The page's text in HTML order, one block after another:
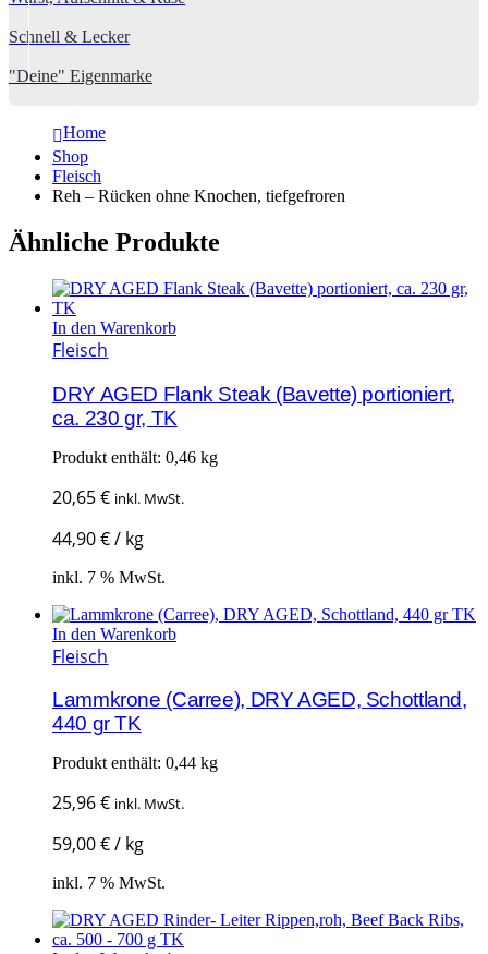
Schnell & Lecker
"Deine" Eigenmarke
Home
Shop
Fleisch
Reh – Rücken ohne Knochen, tiefgefroren
Ähnliche Produkte
In den Warenkorb
Fleisch
DRY AGED Flank Steak (Bavette) portioniert,
ca. 230 gr, TK
Produkt enthält: 0,46 kg
20,65€ inkl. MwSt.
44,90€/ kg
inkl. 7 % MwSt.
In den Warenkorb
Fleisch
Lammkrone (Carree), DRY AGED, Schottland,
440 gr TK
Produkt enthält: 0,44 kg
25,96€ inkl. MwSt.
59,00€/ kg
inkl. 7 % MwSt.